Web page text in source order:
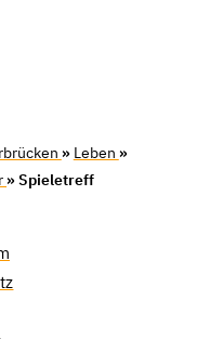
» Leben »
» Spieletreff